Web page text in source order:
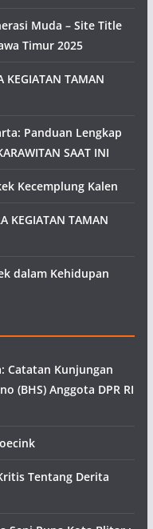
Muda – Site Title
Timur 2025
KEGIATAN TAMAN
Panduan Lengkap
SAAT INI
Kecemplung Kalen
KEGIATAN TAMAN
dalam Kehidupan
Catatan Kunjungan
(BHS) Anggota DPR RI
Tentang Derita